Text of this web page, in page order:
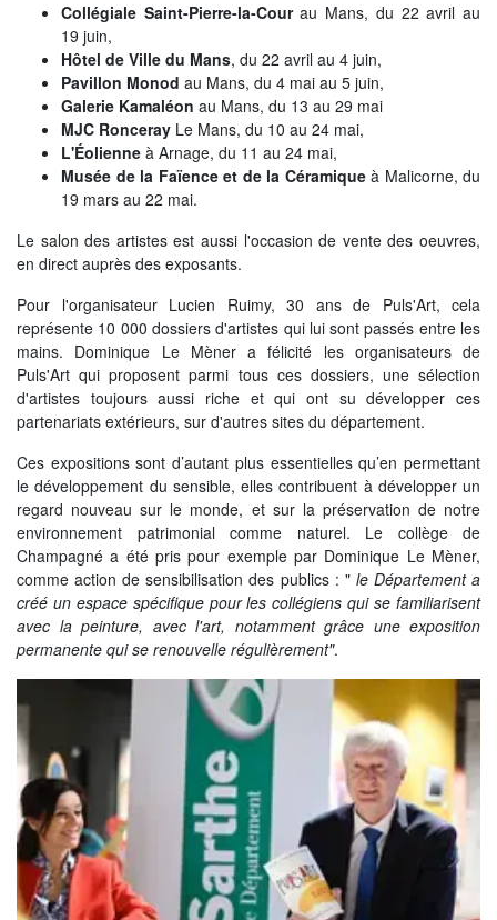
Emploi, insertion et logement
Développement des territoires,
agriculture, développement durable et
transition énergétique
Usages et services numériques en
Sarthe
Infrastructures routières, mobilités et
réseaux électriques
Jeunesse, éducation, citoyenneté et
enseignement supérieur
Culture, sport, tourisme et patrimoine
Collégiale Saint-Pierre-la-Courau Mans, du 22 avril au
19 juin,
Hôtel de Ville du Mans, du 22 avril au 4 juin,
Pavillon Monod au Mans, du 4 mai au 5 juin,
Galerie Kamaléon au Mans, du 13 au 29 mai
MJC Ronceray Le Mans, du 10 au 24 mai,
L'Éolienne à Arnage, du 11 au 24 mai,
Musée de la Faïence et de la Céramiqueà Malicorne, du
19 mars au 22 mai.
Le salon des artistes est aussi l'occasion de vente des oeuvres,
en direct auprès des exposants.
Pour l'organisateur Lucien Ruimy, 30 ans de Puls'Art, cela
représente 10 000 dossiers d'artistes qui lui sont passés entre les
mains. Dominique Le Mèner a félicité les organisateurs de
Puls'Art qui proposent parmi tous ces dossiers, une sélection
d'artistes toujours aussi riche et qui ont su développer ces
partenariats extérieurs, sur d'autres sites du département.
Ces expositions sont d’autant plus essentielles qu’en permettant
le développement du sensible, elles contribuent à développer un
regard nouveau sur le monde, et sur la préservation de notre
environnement patrimonial comme naturel. Le collège de
Champagné a été pris pour exemple par Dominique Le Mèner,
comme action de sensibilisation des publics : " le Département a
créé un espace spécifique pour les collégiens qui se familiarisent
avec la peinture, avec l'art, notamment grâce une exposition
permanente qui se renouvelle régulièrement".